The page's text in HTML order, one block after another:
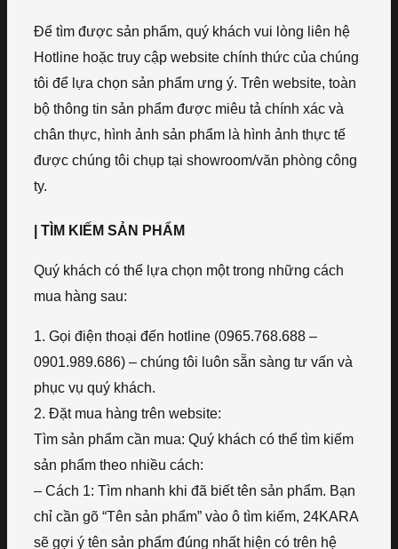
Để tìm được sản phẩm, quý khách vui lòng liên hệ
Hotline hoặc truy cập website chính thức của chúng
tôi để lựa chọn sản phẩm ưng ý. Trên website, toàn
bộ thông tin sản phẩm được miêu tả chính xác và
chân thực, hình ảnh sản phẩm là hình ảnh thực tế
được chúng tôi chụp tại showroom/văn phòng công
ty.
| TÌM KIẾM SẢN PHẨM
Quý khách có thể lựa chọn một trong những cách
mua hàng sau:
1. Gọi điện thoại đến hotline (0965.768.688 –
0901.989.686) – chúng tôi luôn sẵn sàng tư vấn và
phục vụ quý khách.
2. Đặt mua hàng trên website:
Tìm sản phẩm cần mua: Quý khách có thể tìm kiếm
sản phẩm theo nhiều cách:
– Cách 1: Tìm nhanh khi đã biết tên sản phẩm. Bạn
chỉ cần gõ “Tên sản phẩm” vào ô tìm kiếm, 24KARA
sẽ gợi ý tên sản phẩm đúng nhất hiện có trên hệ